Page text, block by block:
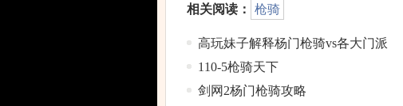
相关阅读： 枪骑
高玩妹子解释杨门枪骑vs各大门派
110-5枪骑天下
剑网2杨门枪骑攻略